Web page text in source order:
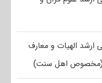
ارشد الهیات و معارف
(مخصوص اهل سنت)